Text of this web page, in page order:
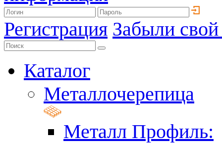
Регистрация Забыли
Каталог
Металлочерепица
Металл Профиль: